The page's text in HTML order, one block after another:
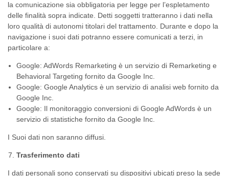
la comunicazione sia obbligatoria per legge per l’espletamento
delle finalità sopra indicate. Detti soggetti tratteranno i dati nella
loro qualità di autonomi titolari del trattamento. Durante e dopo la
navigazione i suoi dati potranno essere comunicati a terzi, in
particolare a:
Google: AdWords Remarketing è un servizio di Remarketing e
Behavioral Targeting fornito da Google Inc.
Google: Google Analytics è un servizio di analisi web fornito da
Google Inc.
Google: Il monitoraggio conversioni di Google AdWords è un
servizio di statistiche fornito da Google Inc.
I Suoi dati non saranno diffusi.
Trasferimento dati
I dati personali sono conservati su dispositivi ubicati preso la sede